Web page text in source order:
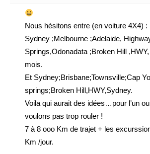
Nous hésitons entre (en voiture 4X4) :
Sydney ;Melbourne ;Adelaide,
Springs,Odonadata ;Broken Hill
mois.
Et Sydney;Brisbane;Townsville;Cap
springs;Broken Hill,HWY,Sydney.
Voila qui aurait des idées…pour l’un
voulons pas trop rouler !
7 à 8 ooo Km de trajet + les
Km /jour.